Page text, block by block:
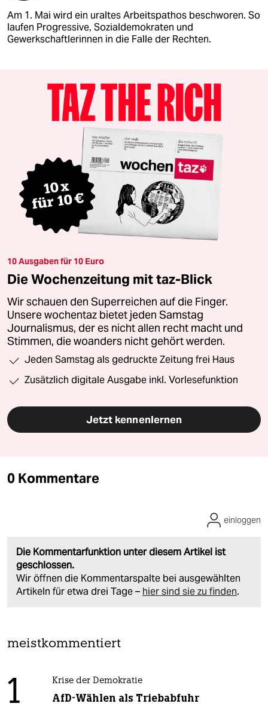
Am 1. Mai wird ein uraltes Arbeitspathos beschworen. So
laufen Progressive, Sozialdemokraten und
Gewerkschaftlerinnen in die Falle der Rechten.
10 Ausgaben für 10 Euro
Die Wochenzeitung mit taz-Blick
Wir schauen den Superreichen auf die Finger.
Unsere wochentaz bietet jeden Samstag
Journalismus, der es nicht allen recht macht und
Stimmen, die woanders nicht gehört werden.
Jeden Samstag als gedruckte Zeitung frei Haus
Zusätzlich digitale Ausgabe inkl. Vorlesefunktion
Jetzt kennenlernen
0 Kommentare
Die Kommentarfunktion unter diesem Artikel ist
geschlossen.
Wir öffnen die Kommentarspalte bei ausgewählten
Artikeln für etwa drei Tage – hier sind sie zu finden.
einloggen
meistkommentiert
1 Krise der Demokratie
AfD-Wählen als Triebabfuhr